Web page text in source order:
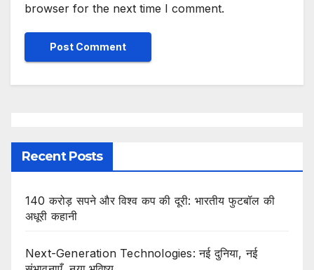
browser for the next time I comment.
Recent Posts
140 करोड़ सपने और विश्व कप की दूरी: भारतीय फुटबॉल की
अधूरी कहानी
Next-Generation Technologies: नई दुनिया, नई